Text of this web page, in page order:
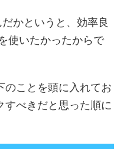
かというと、効率良
使いたかったからで
のことを頭に入れてお
すべきだと思った順に